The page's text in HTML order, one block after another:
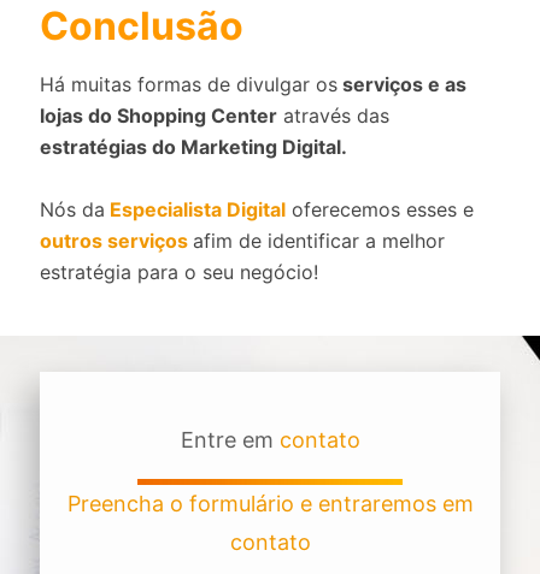
Conclusão
Há muitas formas de divulgar os serviços e as
lojas do Shopping Center através das
estratégias do Marketing Digital.
Nós da Especialista Digital oferecemos esses e
outros serviços afim de identificar a melhor
estratégia para o seu negócio!
Entre em contato
Preencha o formulário e entraremos em
contato